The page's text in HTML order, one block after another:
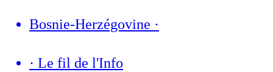
Bosnie-Herzégovine ·
· Le fil de l'Info